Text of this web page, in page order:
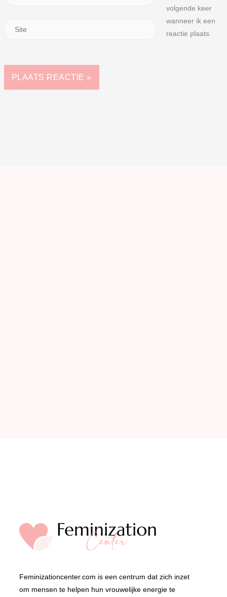
volgende keer
wanneer ik een
reactie plaats.
Feminizationcenter.com is een centrum dat zich inzet
om mensen te helpen hun vrouwelijke energie te